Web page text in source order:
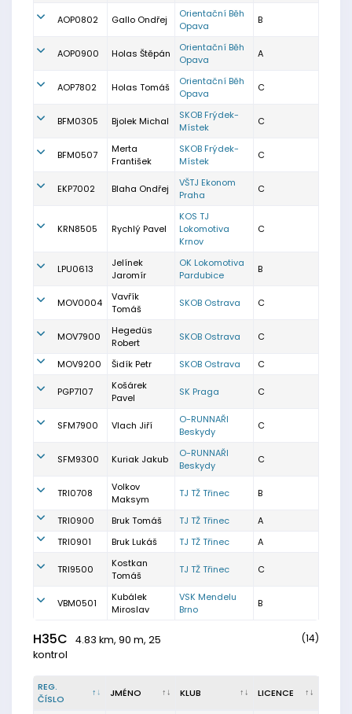
AOP0802 Gallo Ondřej
Orientační Běh
Opava
B
AOP0900 Holas Štěpán
Orientační Běh
Opava
A
AOP7802 Holas Tomáš
Orientační Běh
Opava
C
BFM0305 Bjolek Michal
SKOB Frýdek-
Místek
C
BFM0507
Merta
František
SKOB Frýdek-
Místek
C
EKP7002 Blaha Ondřej
VŠTJ Ekonom
Praha
C
KRN8505 Rychlý Pavel
KOS TJ
Lokomotiva
Krnov
C
LPU0613
Jelínek
Jaromír
OK Lokomotiva
Pardubice
B
MOV0004
Vavřík
Tomáš
SKOB Ostrava C
MOV7900
Hegedüs
Robert
SKOB Ostrava C
MOV9200 Šidík Petr SKOB Ostrava C
PGP7107
Košárek
Pavel
SK Praga C
SFM7900 Vlach Jiří
O-RUNNAŘI
Beskydy
C
SFM9300 Kuriak Jakub
O-RUNNAŘI
Beskydy
C
TRI0708
Volkov
Maksym
TJ TŽ Třinec B
TRI0900 Bruk Tomáš TJ TŽ Třinec
A
TRI0901
Bruk Lukáš TJ TŽ Třinec A
TRI9500
Kostkan
Tomáš
TJ TŽ Třinec C
VBM0501
Kubálek
Miroslav
VSK Mendelu
Brno
B
H35C
4.83 km, 90 m, 25
kontrol
(14)
REG.
ČÍSLO
JMÉNO KLUB LICENCE